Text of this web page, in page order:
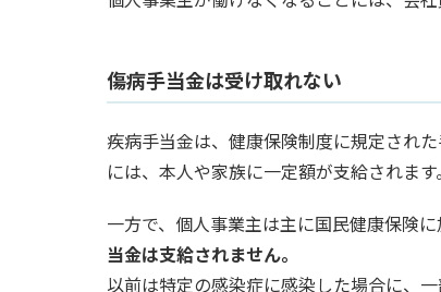
傷病手当金は受け取れない
疾病手当金は、健康保険制度に規定され
には、本人や家族に一定額が支給されます。
一方で、個人事業主は主に国民健康保険に
当金は支給されません。
以前は特定の感染症に感染した場合に、